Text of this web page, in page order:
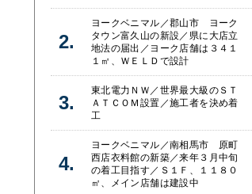
ヨークベニマル／郡山市 ヨーク
タウン富久山の新設／県に大店立
地法の届出／ヨーク店舗は３４１
１㎡、ＷＥＬＤで設計
東北電力ＮＷ／世界最大級のＳＴ
ＡＴＣＯＭ設置／施工者を決め着
工
ヨークベニマル／南相馬市 原町
西店衣料館の新築／来年３月中旬
の着工目指す／Ｓ１Ｆ、１１８０
㎡、メイン店舗は建設中